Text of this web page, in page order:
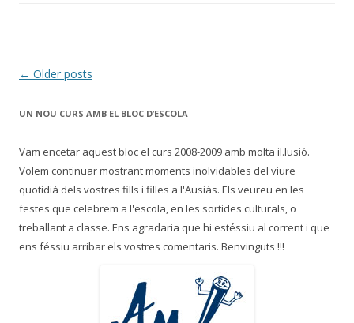
Post
← Older posts
UN NOU CURS AMB EL BLOC D’ESCOLA
Vam encetar aquest bloc el curs 2008-2009 amb molta il.lusió.
Volem continuar mostrant moments inolvidables del viure
quotidià dels vostres fills i filles a l'Ausiàs. Els veureu en les
festes que celebrem a l'escola, en les sortides culturals, o
treballant a classe. Ens agradaria que hi estéssiu al corrent i que
ens féssiu arribar els vostres comentaris. Benvinguts !!!